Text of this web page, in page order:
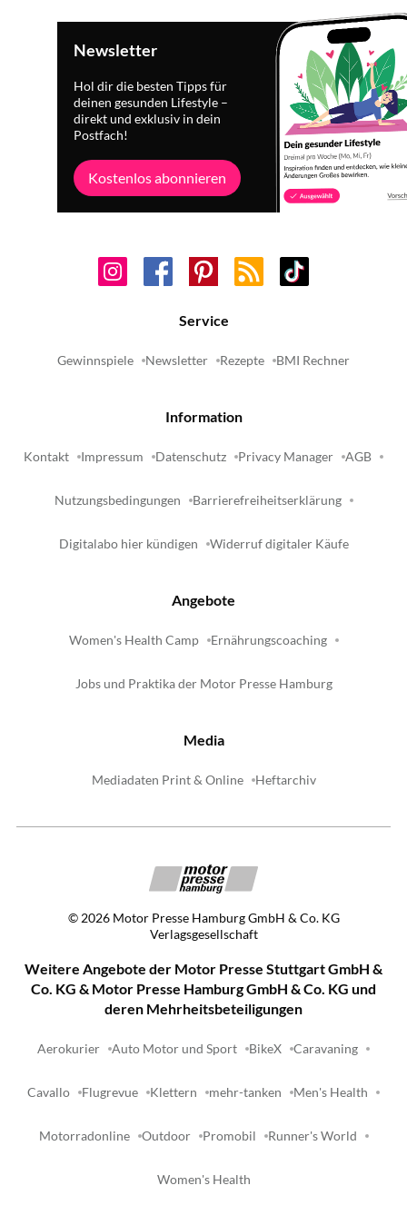
Newsletter
Hol dir die besten Tipps für
deinen gesunden Lifestyle –
direkt und exklusiv in dein
Postfach!
Kostenlos abonnieren
Service
Gewinnspiele Newsletter Rezepte BMI Rechner
Information
Kontakt Impressum Datenschutz Privacy Manager AGB
Nutzungsbedingungen Barrierefreiheitserklärung
Digitalabo hier kündigen Widerruf digitaler Käufe
Angebote
Women's Health Camp Ernährungscoaching
Jobs und Praktika der Motor Presse Hamburg
Media
Mediadaten Print & Online Heftarchiv
© 2026 Motor Presse Hamburg GmbH & Co. KG
Verlagsgesellschaft
Weitere Angebote der Motor Presse Stuttgart GmbH &
Co. KG & Motor Presse Hamburg GmbH & Co. KG und
deren Mehrheitsbeteiligungen
Aerokurier Auto Motor und Sport BikeX Caravaning
Cavallo Flugrevue Klettern mehr-tanken Men's Health
Motorradonline Outdoor Promobil Runner's World
Women's Health